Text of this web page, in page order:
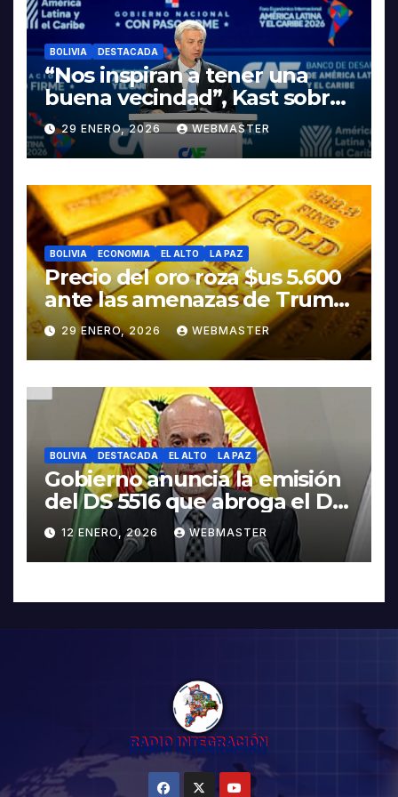
BOLIVIA DESTACADA
“Nos inspiran a tener una
buena vecindad”, Kast sobre
discurso del presidente
Rodrigo Paz
29 ENERO, 2026 WEBMASTER
BOLIVIA ECONOMIA EL ALTO LA PAZ
Precio del oro roza $us 5.600
ante las amenazas de Trump
contra Irán
29 ENERO, 2026 WEBMASTER
BOLIVIA DESTACADA EL ALTO LA PAZ
Gobierno anuncia la emisión
del DS 5516 que abroga el DS
5503
12 ENERO, 2026 WEBMASTER